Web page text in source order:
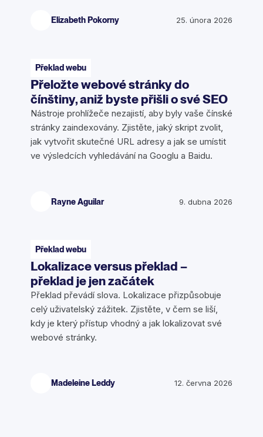
Elizabeth Pokorny 25. února 2026
Překlad webu
Přeložte webové stránky do
čínštiny, aniž byste přišli o své SEO
Nástroje prohlížeče nezajistí, aby byly vaše čínské
stránky zaindexovány. Zjistěte, jaký skript zvolit,
jak vytvořit skutečné URL adresy a jak se umístit
ve výsledcích vyhledávání na Googlu a Baidu.
Rayne Aguilar 9. dubna 2026
Překlad webu
Lokalizace versus překlad –
překlad je jen začátek
Překlad převádí slova. Lokalizace přizpůsobuje
celý uživatelský zážitek. Zjistěte, v čem se liší,
kdy je který přístup vhodný a jak lokalizovat své
webové stránky.
Madeleine Leddy 12. června 2026